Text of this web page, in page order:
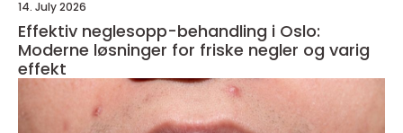
14. July 2026
Effektiv neglesopp-behandling i Oslo:
Moderne løsninger for friske negler og varig
effekt